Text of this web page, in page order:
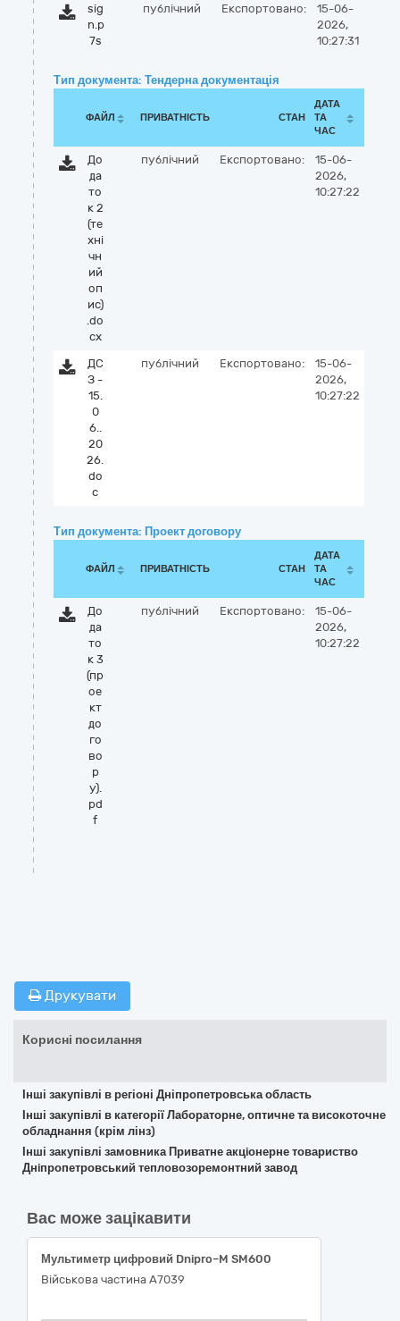
sig
n.p
7s
публічний Експортовано:
15-06-
2026,
10:27:31
Тип документа: Тендерна документація
ФАЙЛ ПРИВАТНІСТЬ СТАН
ДАТА
ТА
ЧАС
До
да
то
к 2
(те
хні
чн
ий
оп
ис)
.do
cx
публічний Експортовано:
15-06-
2026,
10:27:22
ДС
З -
15.
0
6..
20
26.
do
c
публічний Експортовано:
15-06-
2026,
10:27:22
Тип документа: Проект договору
ФАЙЛ ПРИВАТНІСТЬ СТАН
ДАТА
ТА
ЧАС
До
да
то
к 3
(пр
ое
кт
до
го
во
р
у).
pd
f
публічний Експортовано:
15-06-
2026,
10:27:22
Друкувати
Корисні посилання
Інші закупівлі в регіоні Дніпропетровська область
Інші закупівлі в категорії Лабораторне, оптичне та високоточне
обладнання (крім лінз)
Інші закупівлі замовника Приватне акцiонерне товариство
Днiпропетровський тепловозоремонтний завод
Вас може зацікавити
Мультиметр цифровий Dnipro–M SM600
Військова частина А7039